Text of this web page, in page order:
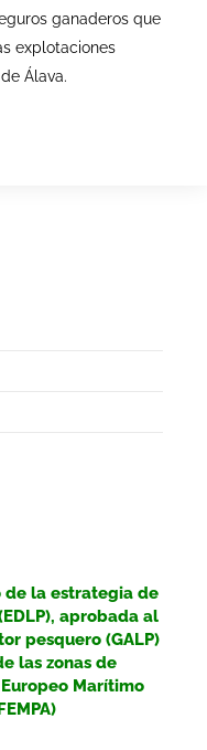
ganaderos que
explotaciones
Álava.
de la estrategia de
aprobada al
pesquero (GALP)
las zonas de
Marítimo